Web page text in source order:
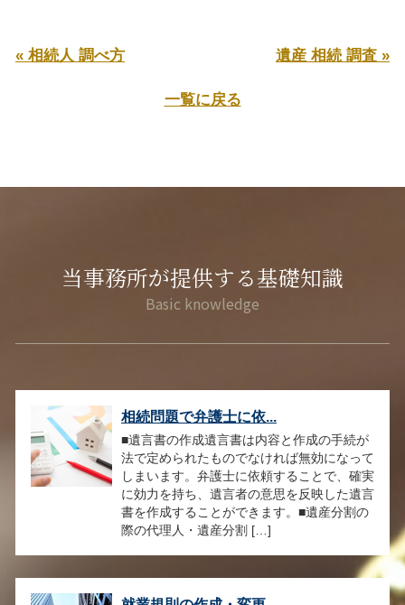
« 相続人 調べ方 遺産 相続 調査 »
一覧に戻る
当事務所が提供する基礎知識
相続問題で弁護士に依...
■遺言書の作成遺言書は内容と作成の手続が
法で定められたものでなければ無効になって
しまいます。弁護士に依頼することで、確実
に効力を持ち、遺言者の意思を反映した遺言
書を作成することができます。■遺産分割の
際の代理人・遺産分割 […]